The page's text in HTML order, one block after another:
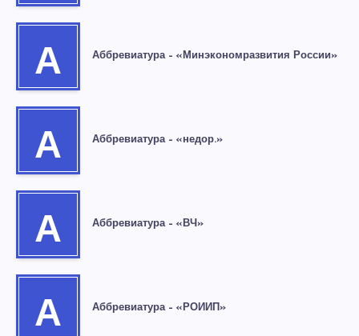
А Аббревиатура – «Минэкономразвития России»
А Аббревиатура – «недор.»
А Аббревиатура – «ВЧ»
А Аббревиатура – «РОИИП»